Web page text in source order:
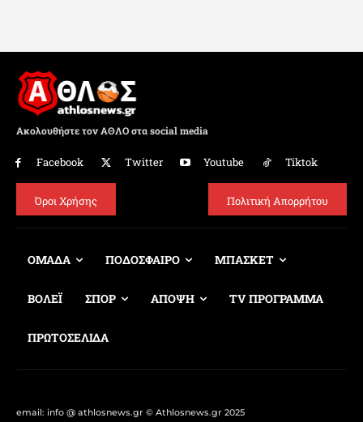
Ακολουθήστε τον ΑΘΛΟ στα social media
Facebook Twitter Youtube Tiktok
Όροι Χρήσης Πολιτική Απορρήτου
ΟΜΑΔΑ ΠΟΔΟΣΦΑΙΡΟ ΜΠΑΣΚΕΤ
ΒΟΛΕΪ ΣΠΟΡ ΑΠΟΨΗ TV ΠΡΟΓΡΑΜΜΑ
ΠΡΩΤΟΣΕΛΙΔΑ
email: info @ athlosnews.gr © Athlosnews.gr 2025